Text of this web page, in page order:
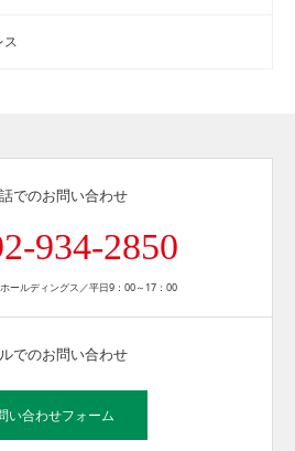
ス
でのお問い合わせ
934-2850
ールディングス／平日9：00～17：00
でのお問い合わせ
い合わせフォーム